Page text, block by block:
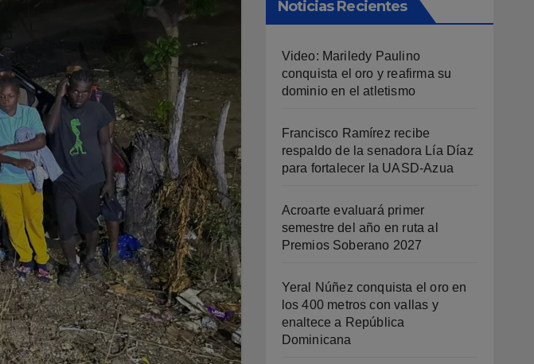
Noticias Recientes
Video: Mariledy Paulino
conquista el oro y reafirma su
dominio en el atletismo
Francisco Ramírez recibe
respaldo de la senadora Lía Díaz
para fortalecer la UASD-Azua
Acroarte evaluará primer
semestre del año en ruta al
Premios Soberano 2027
Yeral Núñez conquista el oro en
los 400 metros con vallas y
enaltece a República
Dominicana